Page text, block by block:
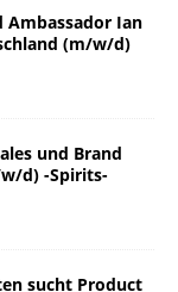
Ambassador Ian
(m/w/d)
und Brand
d) -Spirits-
sucht Product